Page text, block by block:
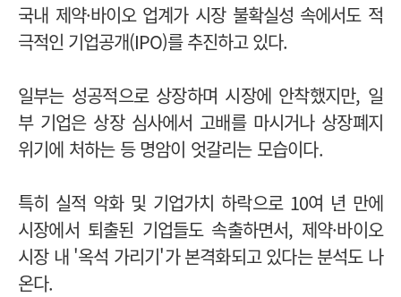
국내 제약·바이오 업계가 시장 불확실성 속에서도 적
극적인 기업공개(IPO)를 추진하고 있다.
일부는 성공적으로 상장하며 시장에 안착했지만, 일
부 기업은 상장 심사에서 고배를 마시거나 상장폐지
위기에 처하는 등 명암이 엇갈리는 모습이다.
특히 실적 악화 및 기업가치 하락으로 10여 년 만에
시장에서 퇴출된 기업들도 속출하면서, 제약·바이오
시장 내 '옥석 가리기'가 본격화되고 있다는 분석도 나
온다.